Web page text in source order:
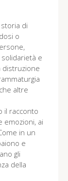
di
o
e
distruzione
altre
il racconto
emozioni, ai
in un
e
gli
della